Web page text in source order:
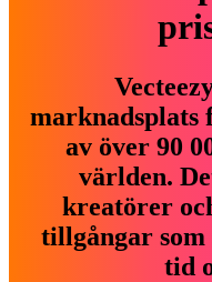
marknadsplats
av över 90
världen.
kreatörer
tillgångar
tid